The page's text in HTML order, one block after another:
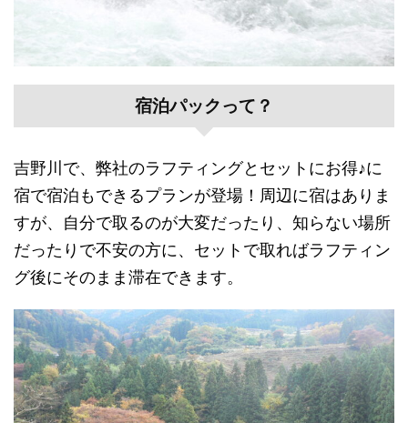
宿泊パックって？
吉野川で、弊社のラフティングとセットにお得♪に
宿で宿泊もできるプランが登場！周辺に宿はありま
すが、自分で取るのが大変だったり、知らない場所
だったりで不安の方に、セットで取ればラフティン
グ後にそのまま滞在できます。